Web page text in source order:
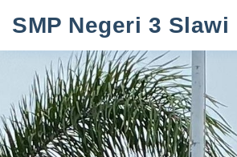
SMP Negeri 3 Slawi